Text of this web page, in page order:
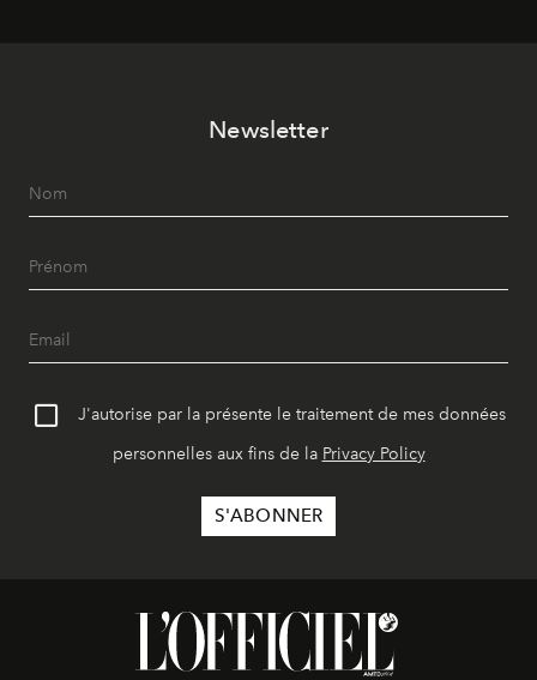
Newsletter
J'autorise par la présente le traitement de mes données
personnelles aux fins de la Privacy Policy